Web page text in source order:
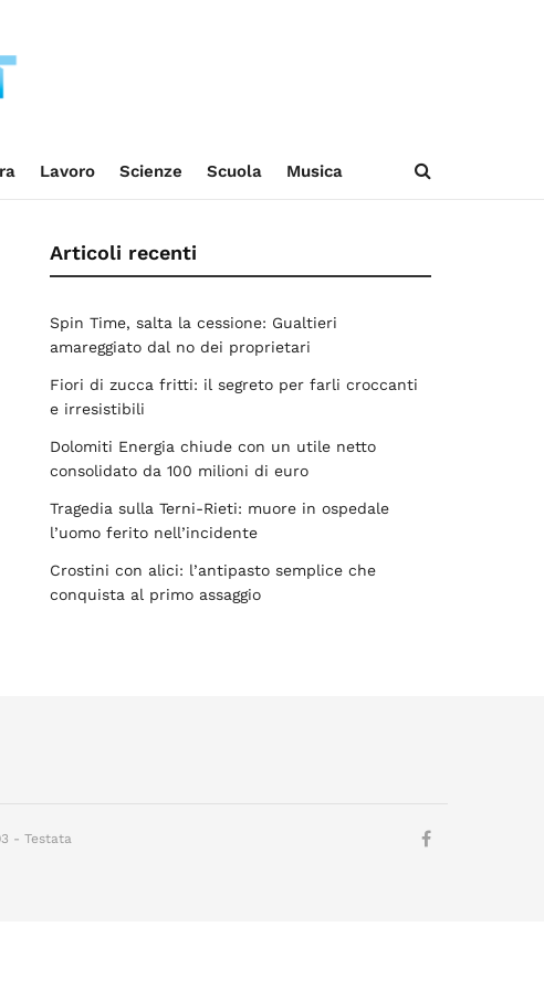
Lavoro Scienze Scuola Musica
Articoli recenti
Spin Time, salta la cessione: Gualtieri
amareggiato dal no dei proprietari
Fiori di zucca fritti: il segreto per farli croccanti
e irresistibili
Dolomiti Energia chiude con un utile netto
consolidato da 100 milioni di euro
Tragedia sulla Terni-Rieti: muore in ospedale
l’uomo ferito nell’incidente
Crostini con alici: l’antipasto semplice che
conquista al primo assaggio
- Testata